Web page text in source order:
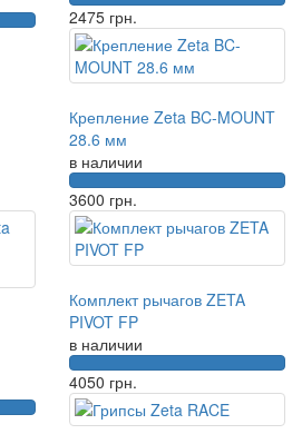
2475 грн.
Крепление Zeta BC-MOUNT
28.6 мм
в наличии
3600 грн.
Комплект рычагов ZETA
PIVOT FP
в наличии
4050 грн.